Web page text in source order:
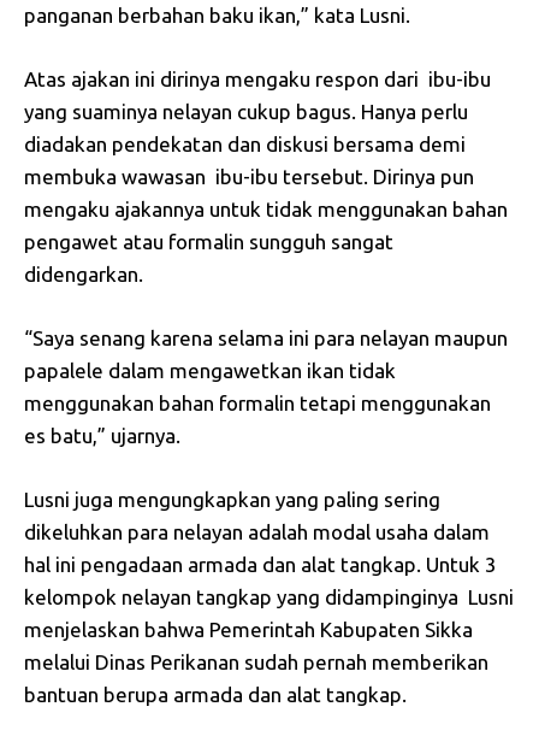
panganan berbahan baku ikan,” kata Lusni.
Atas ajakan ini dirinya mengaku respon dari ibu-ibu
yang suaminya nelayan cukup bagus. Hanya perlu
diadakan pendekatan dan diskusi bersama demi
membuka wawasan ibu-ibu tersebut. Dirinya pun
mengaku ajakannya untuk tidak menggunakan bahan
pengawet atau formalin sungguh sangat
didengarkan.
“Saya senang karena selama ini para nelayan maupun
papalele dalam mengawetkan ikan tidak
menggunakan bahan formalin tetapi menggunakan
es batu,” ujarnya.
Lusni juga mengungkapkan yang paling sering
dikeluhkan para nelayan adalah modal usaha dalam
hal ini pengadaan armada dan alat tangkap. Untuk 3
kelompok nelayan tangkap yang didampinginya Lusni
menjelaskan bahwa Pemerintah Kabupaten Sikka
melalui Dinas Perikanan sudah pernah memberikan
bantuan berupa armada dan alat tangkap.